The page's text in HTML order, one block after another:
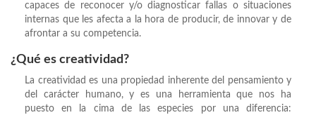
capaces de reconocer y/o diagnosticar fallas o situaciones
internas que les afecta a la hora de producir, de innovar y de
afrontar a su competencia.
¿Qué es creatividad?
La creatividad es una propiedad inherente del pensamiento y
del carácter humano, y es una herramienta que nos ha
puesto en la cima de las especies por una diferencia: